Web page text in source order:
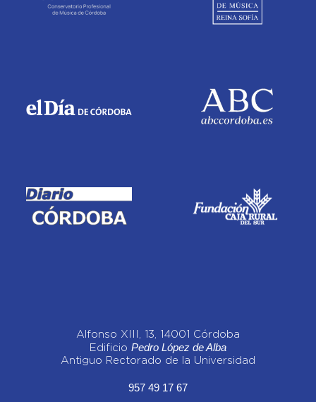
Alfonso XIII, 13, 14001 Córdoba
Edificio Pedro López de Alba
Antiguo Rectorado de la Universidad
957 49 17 67